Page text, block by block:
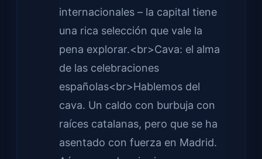
internacionales – la capital tiene
una rica selección que vale la
pena explorar.<br>Cava: el alma
de las celebraciones
españolas<br>Hablemos del
cava. Un caldo con burbuja con
raíces catalanas, pero que se ha
asentado con fuerza en Madrid.